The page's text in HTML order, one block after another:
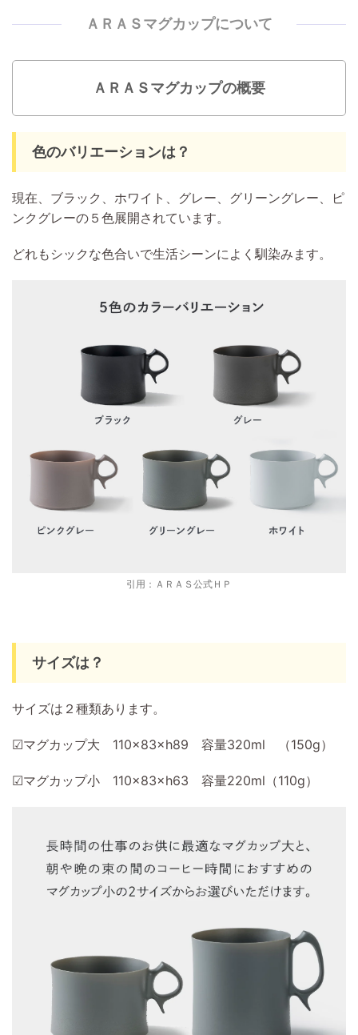
ＡＲＡＳマグカップについて
ＡＲＡＳマグカップの概要
色のバリエーションは？
現在、ブラック、ホワイト、グレー、グリーングレー、ピ
ンクグレーの５色展開されています。
どれもシックな色合いで生活シーンによく馴染みます。
引用：ＡＲＡＳ公式ＨＰ
サイズは？
サイズは２種類あります。
☑マグカップ大 110×83×h89 容量320ml （150g）
☑マグカップ小 110×83×h63 容量220ml（110g）